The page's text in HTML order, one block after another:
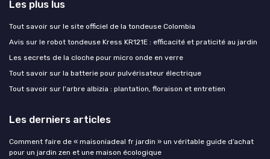
Les plus lus
Tout savoir sur le site officiel de la tondeuse Colombia
Avis sur le robot tondeuse Kress KR121E : efficacité et praticité au jardin
Les secrets de la cloche pour micro onde en verre
Tout savoir sur la batterie pour pulvérisateur électrique
Tout savoir sur l'arbre albizia : plantation, floraison et entretien
Les derniers articles
Comment faire de « maisoniadeal fr jardin » un véritable guide d’achat
pour un jardin zen et une maison écologique